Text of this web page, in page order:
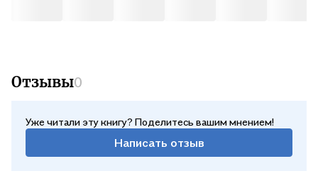
Отзывы0
Уже читали эту книгу? Поделитесь вашим мнением!
Написать отзыв